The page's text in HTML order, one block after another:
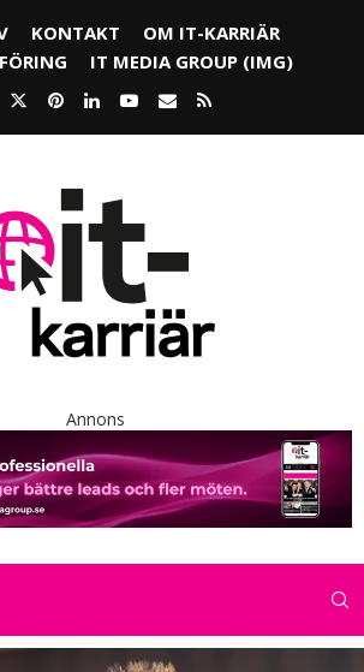
KONTAKT
OM IT-KARRIÄR
IT MEDIA GROUP (IMG)
Annons